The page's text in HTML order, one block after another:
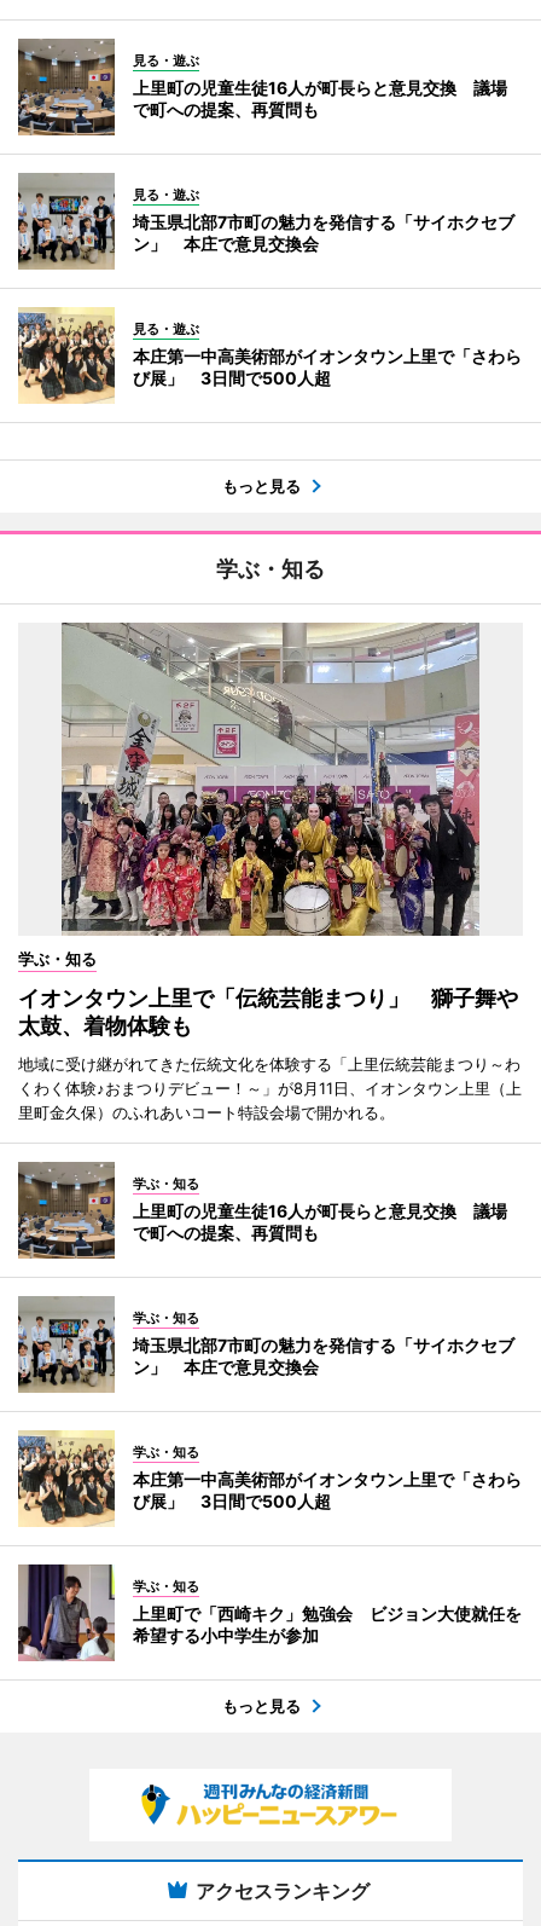
見る・遊ぶ
上里町の児童生徒16人が町長らと意見交換 議場
で町への提案、再質問も
見る・遊ぶ
埼玉県北部7市町の魅力を発信する「サイホクセブ
ン」 本庄で意見交換会
見る・遊ぶ
本庄第一中高美術部がイオンタウン上里で「さわら
び展」 3日間で500人超
もっと見る
学ぶ・知る
学ぶ・知る
イオンタウン上里で「伝統芸能まつり」 獅子舞や
太鼓、着物体験も
地域に受け継がれてきた伝統文化を体験する「上里伝統芸能まつり～わ
くわく体験♪おまつりデビュー！～」が8月11日、イオンタウン上里（上
里町金久保）のふれあいコート特設会場で開かれる。
学ぶ・知る
上里町の児童生徒16人が町長らと意見交換 議場
で町への提案、再質問も
学ぶ・知る
埼玉県北部7市町の魅力を発信する「サイホクセブ
ン」 本庄で意見交換会
学ぶ・知る
本庄第一中高美術部がイオンタウン上里で「さわら
び展」 3日間で500人超
学ぶ・知る
上里町で「西崎キク」勉強会 ビジョン大使就任を
希望する小中学生が参加
もっと見る
アクセスランキング